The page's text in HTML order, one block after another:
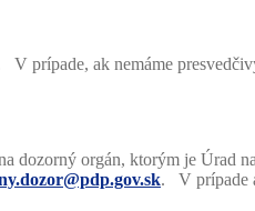
prípade, ak nemáme
dozorný orgán, ktorým je Úrad
. V prípade